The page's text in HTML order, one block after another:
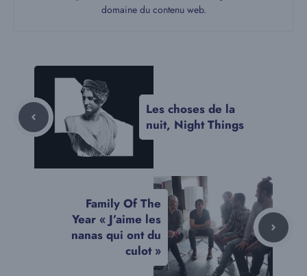
domaine du contenu web.
Les choses de la
nuit, Night Things
Family Of The
Year « J’aime les
nanas qui ont du
culot »